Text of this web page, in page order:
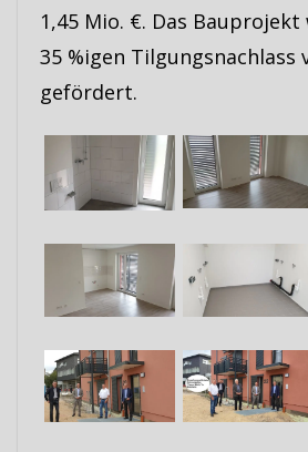
1,45 Mio. €. Das
35 %igen Tilgungsnachlass
gefördert.